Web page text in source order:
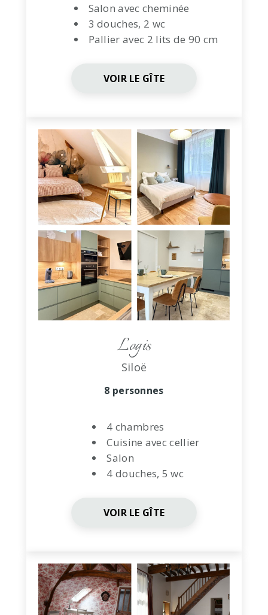
Salon avec cheminée
3 douches, 2 wc
Pallier avec 2 lits de 90 cm
VOIR LE GÎTE
Logis
Siloë
8 personnes
4 chambres
Cuisine avec cellier
Salon
4 douches, 5 wc
VOIR LE GÎTE